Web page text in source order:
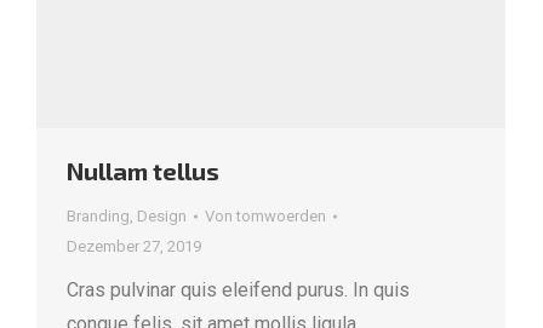
Nullam tellus
Branding, Design Vontomwoerden
Dezember 27, 2019
Cras pulvinar quis eleifend purus. In quis